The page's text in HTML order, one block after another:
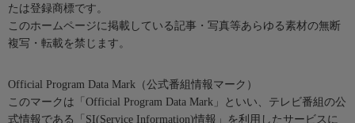
たは登録商標です。
このホームページに掲載している記事・写真等あらゆる素材の無断
複写・転載を禁じます。
Official Program Data Mark（公式番組情報マーク）
このマークは「Official Program Data Mark」といい、テレビ番組の公
式情報である「SI(Service Information)情報」を利用したサービスに